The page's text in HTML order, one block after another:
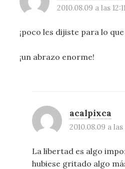
2010.08.09 a las
¡poco les dijiste para lo
¡un abrazo enorme!
acalpixca
2010.08.09 a las
La libertad es algo
hubiese gritado algo